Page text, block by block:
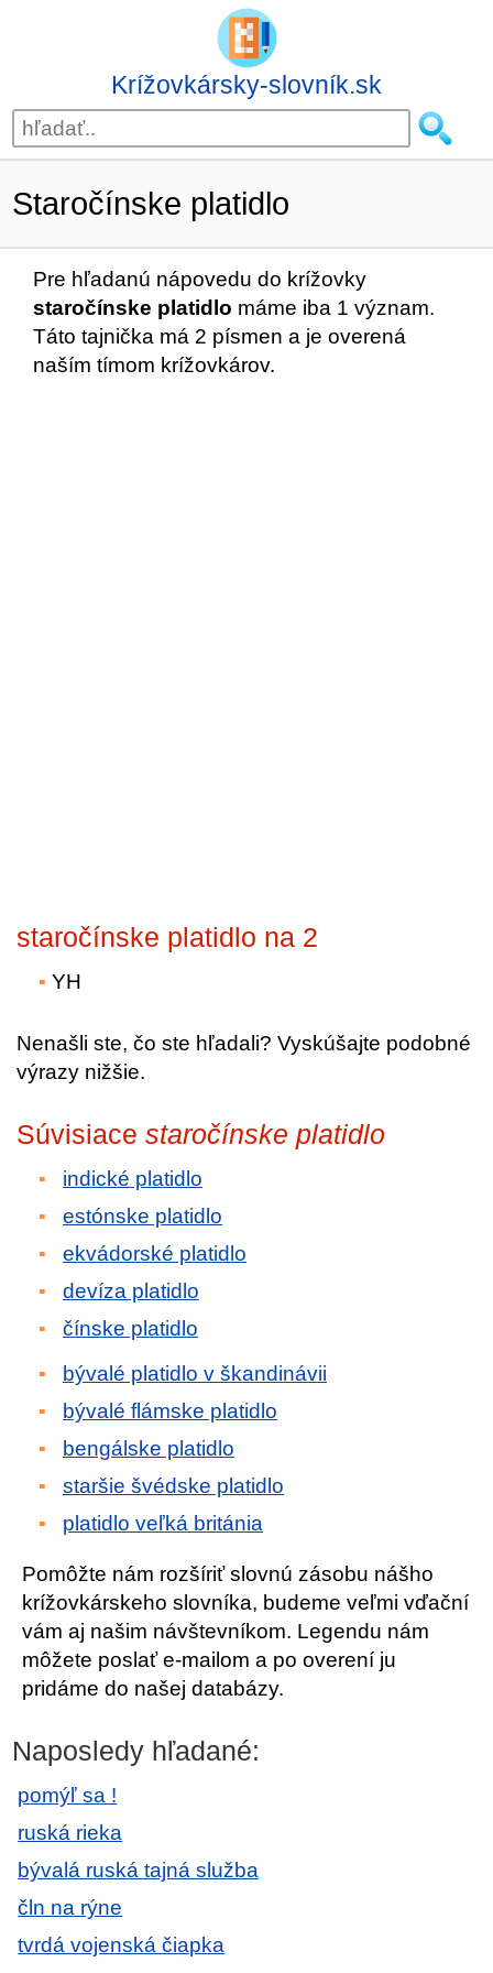
Krížovkársky-slovník.sk
Staročínske platidlo
Pre hľadanú nápovedu do krížovky
staročínske platidlo máme iba 1 význam.
Táto tajnička má 2 písmen a je overená
naším tímom krížovkárov.
staročínske platidlo na 2
YH
Nenašli ste, čo ste hľadali? Vyskúšajte podobné
výrazy nižšie.
Súvisiace staročínske platidlo
indické platidlo
estónske platidlo
ekvádorské platidlo
devíza platidlo
čínske platidlo
bývalé platidlo v škandinávii
bývalé flámske platidlo
bengálske platidlo
staršie švédske platidlo
platidlo veľká británia
Pomôžte nám rozšíriť slovnú zásobu nášho
krížovkárskeho slovníka, budeme veľmi vďační
vám aj našim návštevníkom. Legendu nám
môžete poslať e-mailom a po overení ju
pridáme do našej databázy.
Naposledy hľadané:
pomýľ sa !
ruská rieka
bývalá ruská tajná služba
čln na rýne
tvrdá vojenská čiapka